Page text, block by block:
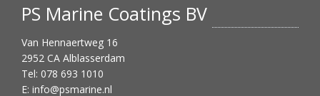
PS Marine Coatings BV
Van Hennaertweg 16
2952 CA Alblasserdam
Tel: 078 693 1010
E: info@psmarine.nl